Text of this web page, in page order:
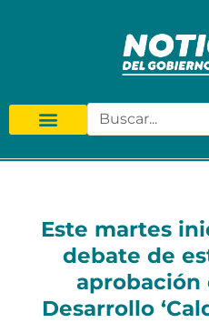
Este martes
debate de
aprobación
Desarrollo